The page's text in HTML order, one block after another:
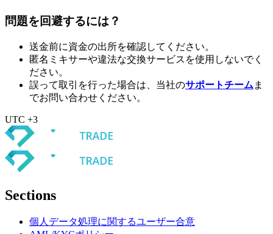
問題を回避するには？
送金前に資金の出所を確認してください。
匿名ミキサーや違法な交換サービスを使用しないでく
ださい。
誤って取引を行った場合は、当社のサポートチーム ま
でお問い合わせください。
UTC +3
Sections
個人データ処理に関するユーザー合意